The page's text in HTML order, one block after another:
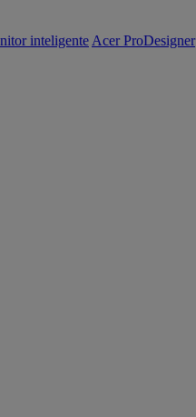
inteligente Acer ProDesigner